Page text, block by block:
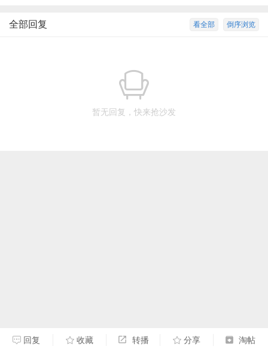
倒序浏览
看全部
全部回复
暂无回复，快来抢沙发
回复 收藏 转播 分享 淘帖